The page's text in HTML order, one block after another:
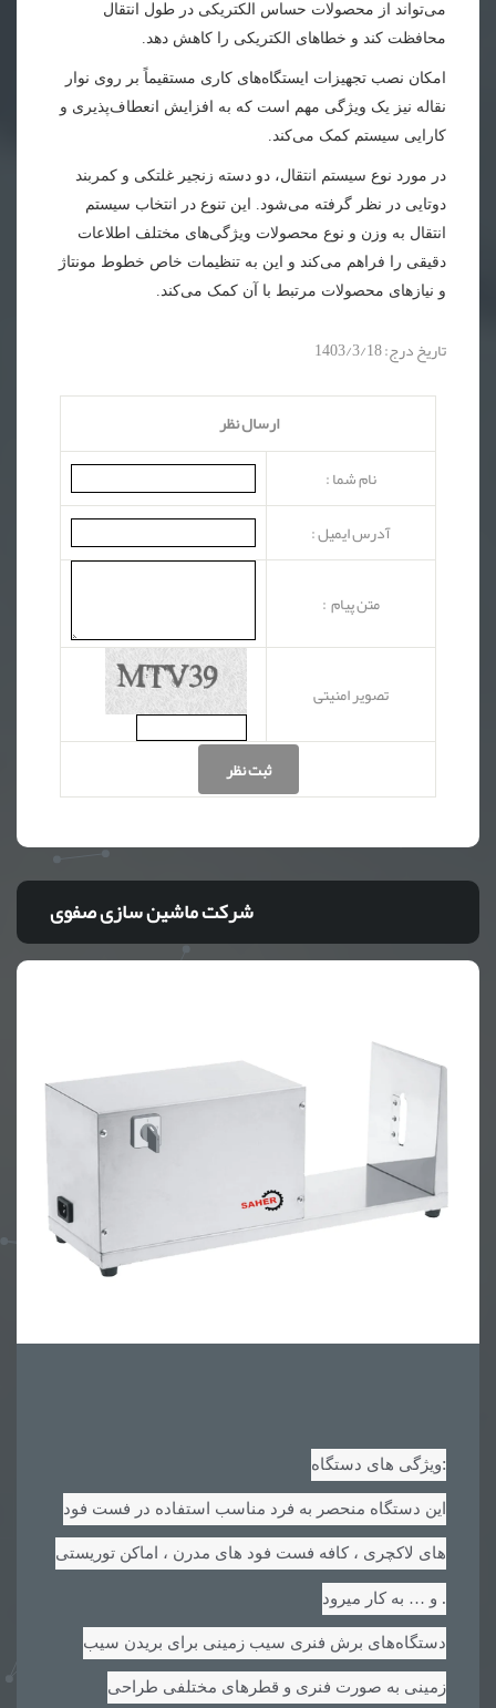
می‌تواند از محصولات حساس الکتریکی در طول انتقال
محافظت کند و خطاهای الکتریکی را کاهش دهد.
امکان نصب تجهیزات ایستگاه‌های کاری مستقیماً بر روی نوار
نقاله نیز یک ویژگی مهم است که به افزایش انعطاف‌پذیری و
کارایی سیستم کمک می‌کند.
در مورد نوع سیستم انتقال، دو دسته زنجیر غلتکی و کمربند
دوتایی در نظر گرفته می‌شود. این تنوع در انتخاب سیستم
انتقال به وزن و نوع محصولات ویژگی‌های مختلف اطلاعات
دقیقی را فراهم می‌کند و این به تنظیمات خاص خطوط مونتاژ
و نیازهای محصولات مرتبط با آن کمک می‌کند.
تاریخ درج: 1403/3/18
ارسال نظر
نام شما :
آدرس ایمیل :
متن پیام :
تصویر امنیتی
ثبت نظر
شرکت ماشین سازی صفوی
ویژگی های دستگاه:
این دستگاه منحصر به فرد مناسب استفاده در فست فود
های لاکچری ، کافه فست فود های مدرن ، اماکن توریستی
و … به کار میرود .
دستگاه‌های برش فنری سیب زمینی برای بریدن سیب
زمینی به صورت فنری و قطرهای مختلفی طراحی